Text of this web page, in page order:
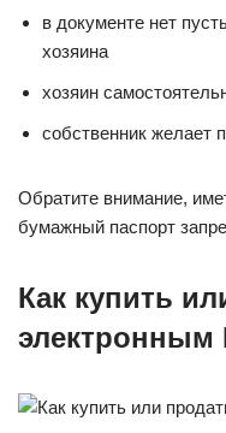
в документе нет
хозяина
хозяин
собственник желает
Обратите внимание,
бумажный паспорт
Как купить
электронным